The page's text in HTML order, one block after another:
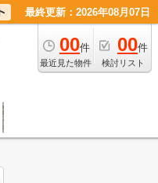
最終更新：2026年08月07日
00件
最近見た物件
00件
検討リスト